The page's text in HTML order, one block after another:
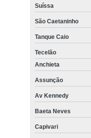
Suíssa
São Caetaninho
Tanque Caio
Tecelão
Anchieta
Assunção
Av Kennedy
Baeta Neves
Capivari